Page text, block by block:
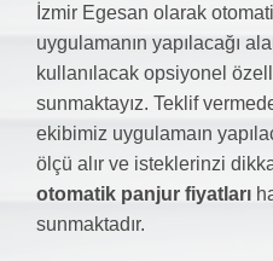
İzmir Egesan olarak
uygulamanın yapılacağı
kullanılacak opsiyonel
sunmaktayız. Teklif
ekibimiz uygulamaın
ölçü alır ve isteklerinzi
otomatik panjur fiyatları
sunmaktadır.